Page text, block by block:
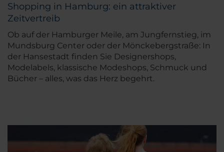
Shopping in Hamburg: ein attraktiver
Zeitvertreib
Ob auf der Hamburger Meile, am Jungfernstieg, im
Mundsburg Center oder der Mönckebergstraße: In
der Hansestadt finden Sie Designershops,
Modelabels, klassische Modeshops, Schmuck und
Bücher – alles, was das Herz begehrt.